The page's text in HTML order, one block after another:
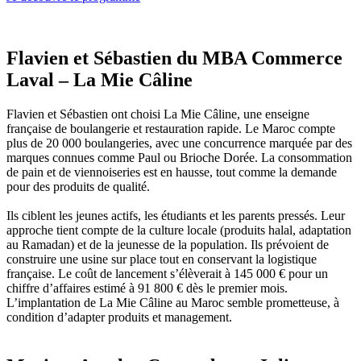
Flavien et Sébastien du MBA Commerce
Laval – La Mie Câline
Flavien et Sébastien ont choisi La Mie Câline, une enseigne
française de boulangerie et restauration rapide. Le Maroc compte
plus de 20 000 boulangeries, avec une concurrence marquée par des
marques connues comme Paul ou Brioche Dorée. La consommation
de pain et de viennoiseries est en hausse, tout comme la demande
pour des produits de qualité.
Ils ciblent les jeunes actifs, les étudiants et les parents pressés. Leur
approche tient compte de la culture locale (produits halal, adaptation
au Ramadan) et de la jeunesse de la population. Ils prévoient de
construire une usine sur place tout en conservant la logistique
française. Le coût de lancement s’élèverait à 145 000 € pour un
chiffre d’affaires estimé à 91 800 € dès le premier mois.
L’implantation de La Mie Câline au Maroc semble prometteuse, à
condition d’adapter produits et management.